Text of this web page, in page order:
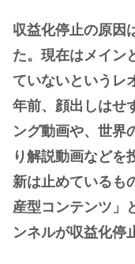
収益化停止の原因
た。現在はメイン
ていないというレ
年前、顔出しはせ
ング動画や、世界
り解説動画などを
新は止めているも
産型コンテンツ」
ンネルが収益化停